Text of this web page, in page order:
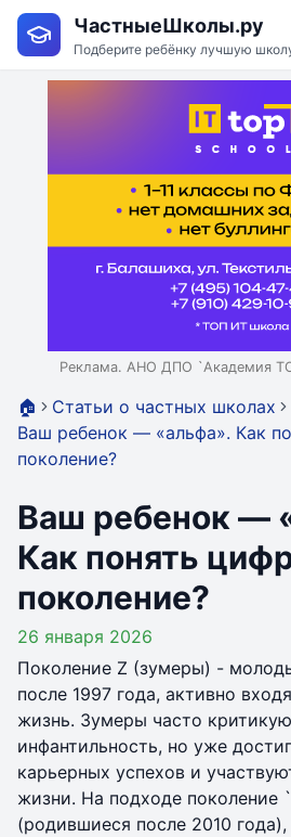
ЧастныеШколы.ру
Подберите ребёнку лучшую
Реклама. АНО ДПО `Академия
🏠
Статьи о частных школах
Ваш ребенок — «альфа». Как
поколение?
Ваш ребенок —
Как понять
поколение?
26 января 2026
Поколение Z (зумеры) -
после 1997 года, активно
жизнь. Зумеры часто
инфантильность, но уже
карьерных успехов и
жизни. На подходе поколение
(родившиеся после 2010